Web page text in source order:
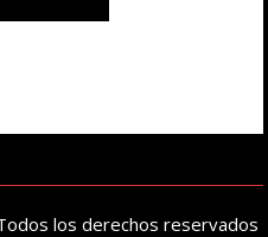
los derechos reservados